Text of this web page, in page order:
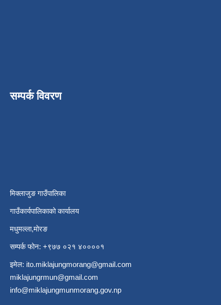
सम्पर्क विवरण
मिक्लाजुङ गाउँपालिका
गाउँकार्यपालिकाको कार्यालय
मधुमल्ला,मोरङ
सम्पर्क फोन: +९७७ ०२१ ४००००१
इमेल: ito.miklajungmorang@gmail.com
miklajungrmun@gmail.com
info@miklajungmunmorang.gov.np